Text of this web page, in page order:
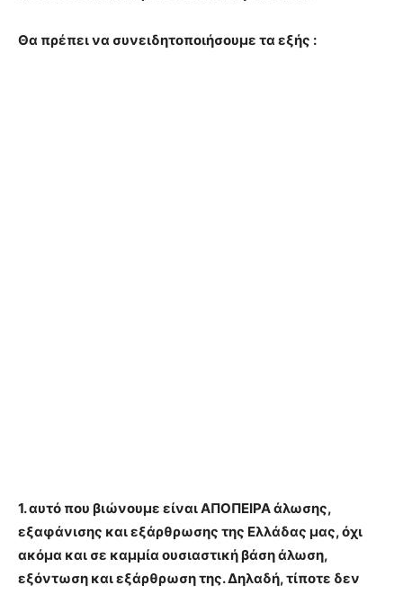
Θα πρέπει να συνειδητοποιήσουμε τα εξής :
1. αυτό που βιώνουμε είναι ΑΠΟΠΕΙΡΑ άλωσης,
εξαφάνισης και εξάρθρωσης της Ελλάδας μας, όχι
ακόμα και σε καμμία ουσιαστική βάση άλωση,
εξόντωση και εξάρθρωση της. Δηλαδή, τίποτε δεν